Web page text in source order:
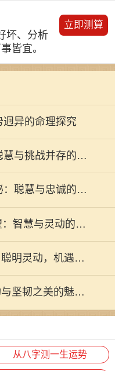
坏、分析
皆宜。
立即测算
异的命理探究
与挑战并存的一
聪慧与忠诚的结
智慧与灵动的结
明灵动，机遇与
坚韧之美的魅力
从八字测一生运势